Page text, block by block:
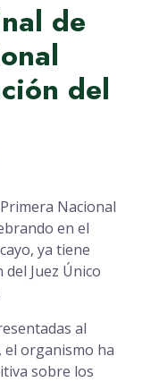
de
del
Nacional
en el
ya tiene
Juez Único
al
el organismo ha
sobre los